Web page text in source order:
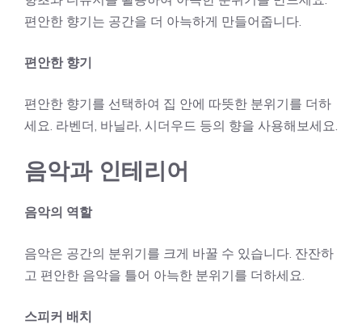
편안한 향기는 공간을 더 아늑하게 만들어줍니다.
편안한 향기
편안한 향기를 선택하여 집 안에 따뜻한 분위기를 더하
세요. 라벤더, 바닐라, 시더우드 등의 향을 사용해보세요.
음악과 인테리어
음악의 역할
음악은 공간의 분위기를 크게 바꿀 수 있습니다. 잔잔하
고 편안한 음악을 틀어 아늑한 분위기를 더하세요.
스피커 배치